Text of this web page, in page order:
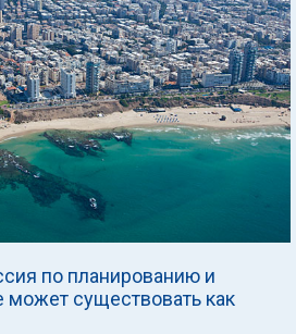
по планированию и
может существовать как